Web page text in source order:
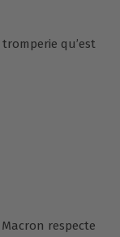
qu’est
respecte